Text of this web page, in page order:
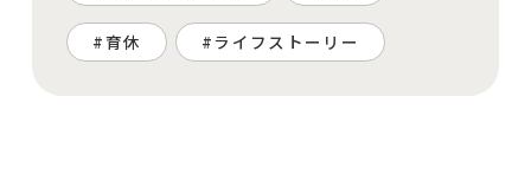
育休 ライフストーリー